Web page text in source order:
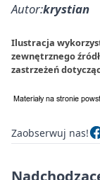
Autor:krystian
Ilustracja
zewnętrznego
zastrzeżeń
Zaobserwuj nas!